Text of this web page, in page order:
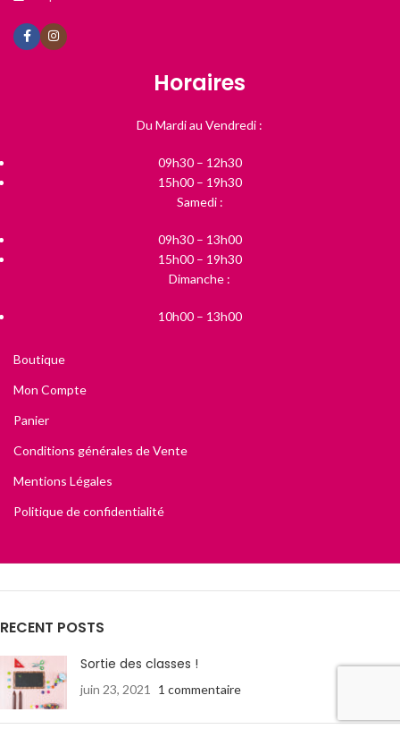
Horaires
Du Mardi au Vendredi :
09h30 – 12h30
15h00 – 19h30
Samedi :
09h30 – 13h00
15h00 – 19h30
Dimanche :
10h00 – 13h00
Boutique
Mon Compte
Panier
Conditions générales de Vente
Mentions Légales
Politique de confidentialité
RECENT POSTS
Sortie des classes !
juin 23, 2021 1 commentaire